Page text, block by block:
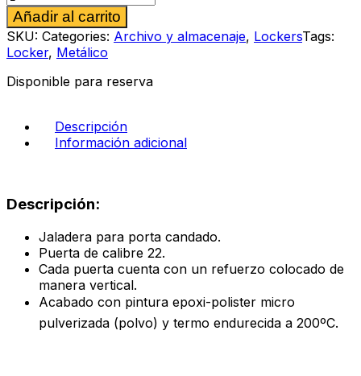
de
3
Puertas
1.80
x
38
Perforado
color
Añadir al carrito
SKU: Categories: Archivo y almacenaje, LockersTags:
Locker, Metálico
Disponible para reserva
Descripción
Información adicional
Descripción:
Jaladera para porta candado.
Puerta de calibre 22.
Cada puerta cuenta con un refuerzo colocado de
manera vertical.
Acabado con pintura epoxi-polister micro
pulverizada (polvo) y termo endurecida a 200ºC.